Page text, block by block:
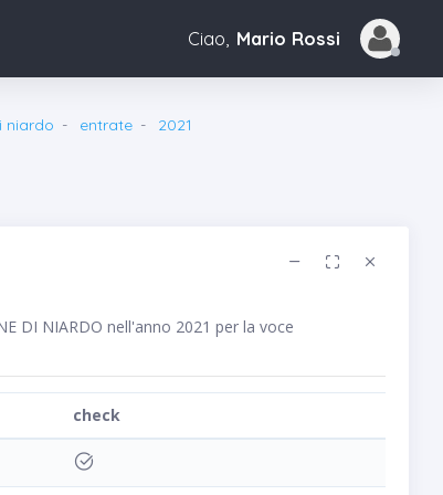
Ciao, Mario Rossi
niardo entrate
2021
DI NIARDO nell'anno 2021 per la voce
check